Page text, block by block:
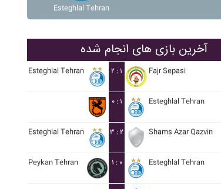
Esteghlal Tehran
آخرین بازی های انجام شده
Esteghlal Tehran ۲ : ۱ Fajr Sepasi
۰ : ۱ Esteghlal Tehran
Esteghlal Tehran ۳ : ۲ Shams Azar Qazvin
Peykan Tehran ۱ : ۰ Esteghlal Tehran